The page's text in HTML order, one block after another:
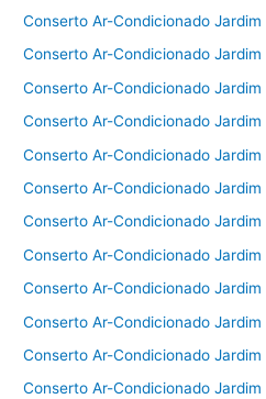
Conserto Ar-Condicionado Jardim
Conserto Ar-Condicionado Jardim
Conserto Ar-Condicionado Jardim
Conserto Ar-Condicionado
Conserto Ar-Condicionado Jardim
Conserto Ar-Condicionado Jardim
Conserto Ar-Condicionado Jardim
Conserto Ar-Condicionado Jardim
Conserto Ar-Condicionado
Conserto Ar-Condicionado Jardim
Conserto Ar-Condicionado Jardim
Conserto Ar-Condicionado Jardim